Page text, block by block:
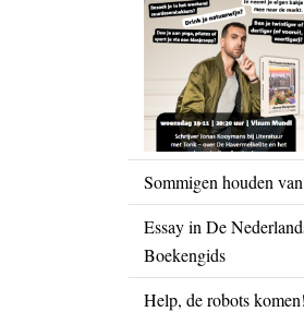
Sommigen houden
Essay in De
Boekengids
Help, de robots komen!